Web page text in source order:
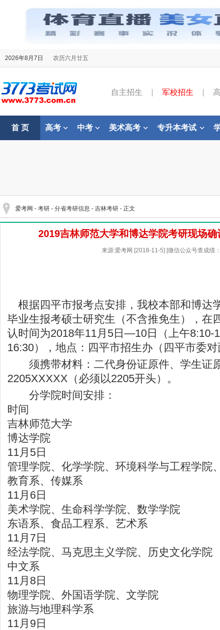
2026年8月7日 农历六月廿五
自主招生 军校招生
首 页 高考 中考 美术高考 专升本考试
爱考网 - 考研 - 分省考研信息 - 吉林考研 - 正文
2019吉林师范大学和博达学院考研现场
来源:爱考网 [2018-11-5] [微信公众号查成绩
根据四平市报考点安排，我校本部和博达
毕业生报考硕士研究生（不含推免生），在
认时间为2018年11月5日—10日（上午8:10-
16:30），地点：四平市招生办（四平市委
须携带材料：二代身份证原件、学生证
2205XXXXX（必须以2205开头）。
分学院时间安排：
时间
吉林师范大学
博达学院
11月5日
管理学院、化学学院、环境科学与工程学院
教育系、传媒系
11月6日
美术学院、生命科学学院、数学学院
东语系、食品工程系、艺术系
11月7日
经法学院、马克思主义学院、历史文化学院
中文系
11月8日
物理学院、外国语学院、文学院
旅游与地理科学系
11月9日